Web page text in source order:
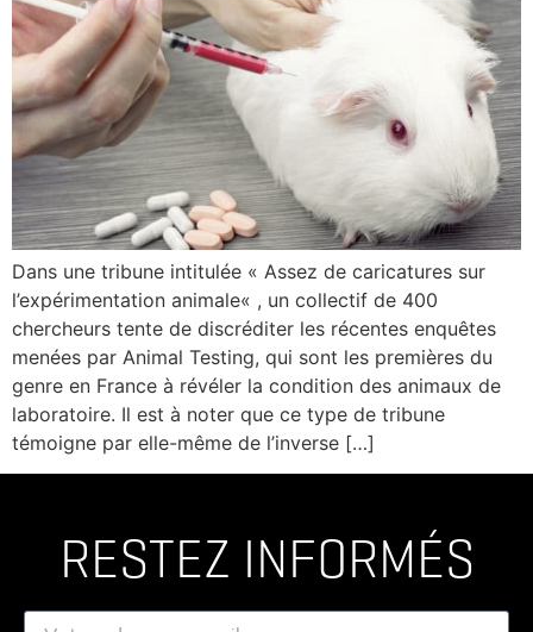
Dans une tribune intitulée « Assez de caricatures sur
l’expérimentation animale« , un collectif de 400
chercheurs tente de discréditer les récentes enquêtes
menées par Animal Testing, qui sont les premières du
genre en France à révéler la condition des animaux de
laboratoire. Il est à noter que ce type de tribune
témoigne par elle-même de l’inverse […]
RESTEZ INFORMÉS